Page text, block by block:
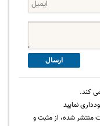
ارسال
کند.
نمایید
منتشر شده، از مثبت و